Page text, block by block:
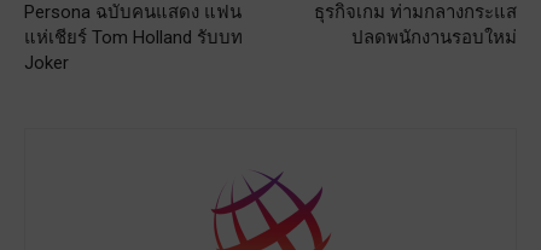
Persona ฉบับคนแสดง แฟน
แห่เชียร์ Tom Holland รับบท
Joker
ธุรกิจเกม ท่ามกลางกระแส
ปลดพนักงานรอบใหม่